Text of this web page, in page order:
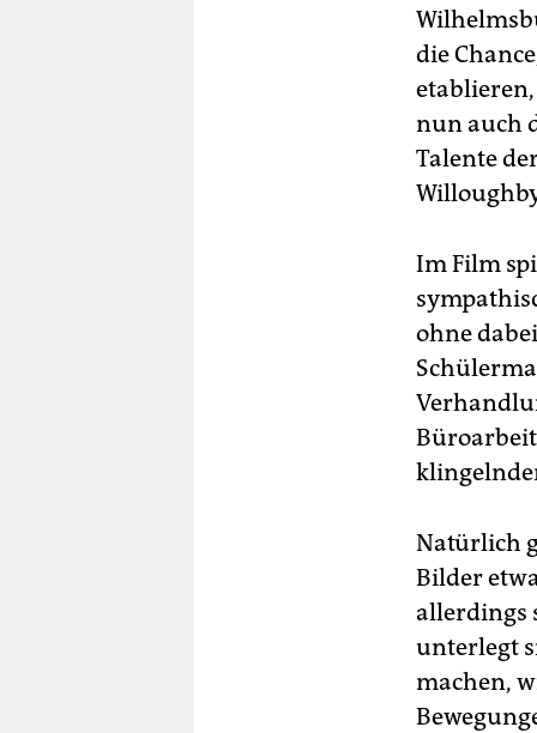
die
nun auch
Talente
Im Film
ohne
Natürlich
Bilder
allerdings
unterlegt
machen,